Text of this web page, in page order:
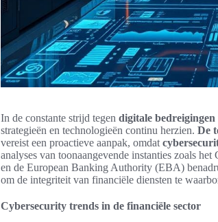
In de constante strijd tegen digitale
strategieën en technologieën continu herzien. De
vereist een proactieve aanpak, omdat
analyses van toonaangevende instanties zoals
en de European Banking Authority (EBA)
om de integriteit van financiële diensten te
Cybersecurity trends in de financiële sector